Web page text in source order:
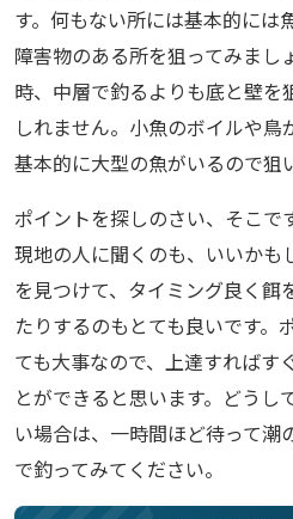
す。何もない所には基本的には
障害物のある所を狙ってみまし
時、中層で釣るよりも底と壁を
しれません。小魚のボイルや鳥
基本的に大型の魚がいるので狙
ポイントを探しのさい、そこで
現地の人に聞くのも、いいかも
を見つけて、タイミング良く餌
たりするのもとても良いです。
ても大事なので、上達すればす
とができると思います。どうし
い場合は、一時間ほど待って潮
で釣ってみてください。